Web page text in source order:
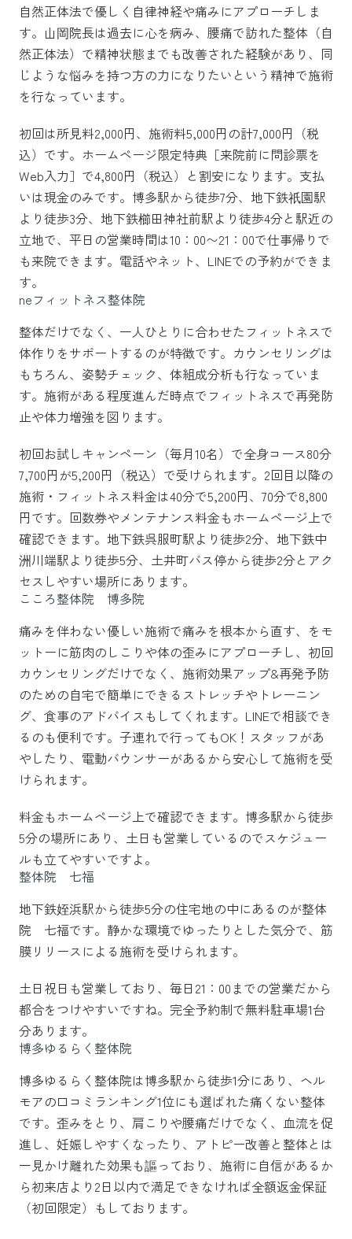
自然正体法で優しく自律神経や痛みにアプローチしま
す。山岡院長は過去に心を病み、腰痛で訪れた整体（自
然正体法）で精神状態までも改善された経験があり、同
じような悩みを持つ方の力になりたいという精神で施術
を行なっています。
初回は所見料2,000円、施術料5,000円の計7,000円（税
込）です。ホームページ限定特典［来院前に問診票を
Web入力］で4,800円（税込）と割安になります。支払
いは現金のみです。博多駅から徒歩7分、地下鉄祇園駅
より徒歩3分、地下鉄櫛田神社前駅より徒歩4分と駅近の
立地で、平日の営業時間は10：00〜21：00で仕事帰りで
も来院できます。電話やネット、LINEでの予約ができま
す。
neフィットネス整体院
整体だけでなく、一人ひとりに合わせたフィットネスで
体作りをサポートするのが特徴です。カウンセリングは
もちろん、姿勢チェック、体組成分析も行なっていま
す。施術がある程度進んだ時点でフィットネスで再発防
止や体力増強を図ります。
初回お試しキャンペーン（毎月10名）で全身コース80分
7,700円が5,200円（税込）で受けられます。2回目以降の
施術・フィットネス料金は40分で5,200円、70分で8,800
円です。回数券やメンテナンス料金もホームページ上で
確認できます。地下鉄呉服町駅より徒歩2分、地下鉄中
洲川端駅より徒歩5分、土井町バス停から徒歩2分とアク
セスしやすい場所にあります。
こころ整体院 博多院
痛みを伴わない優しい施術で痛みを根本から直す、をモ
ットーに筋肉のしこりや体の歪みにアプローチし、初回
カウンセリングだけでなく、施術効果アップ&再発予防
のための自宅で簡単にできるストレッチやトレーニン
グ、食事のアドバイスもしてくれます。LINEで相談でき
るのも便利です。子連れで行ってもOK！スタッフがあ
やしたり、電動バウンサーがあるから安心して施術を受
けられます。
料金もホームページ上で確認できます。博多駅から徒歩
5分の場所にあり、土日も営業しているのでスケジュー
ルも立てやすいですよ。
整体院 七福
地下鉄姪浜駅から徒歩5分の住宅地の中にあるのが整体
院 七福です。静かな環境でゆったりとした気分で、筋
膜リリースによる施術を受けられます。
土日祝日も営業しており、毎日21：00までの営業だから
都合をつけやすいですね。完全予約制で無料駐車場1台
分あります。
博多ゆるらく整体院
博多ゆるらく整体院は博多駅から徒歩1分にあり、ヘル
モアの口コミランキング1位にも選ばれた痛くない整体
です。歪みをとり、肩こりや腰痛だけでなく、血流を促
進し、妊娠しやすくなったり、アトピー改善と整体とは
一見かけ離れた効果も謳っており、施術に自信があるか
ら初来店より2日以内で満足できなければ全額返金保証
（初回限定）もしております。